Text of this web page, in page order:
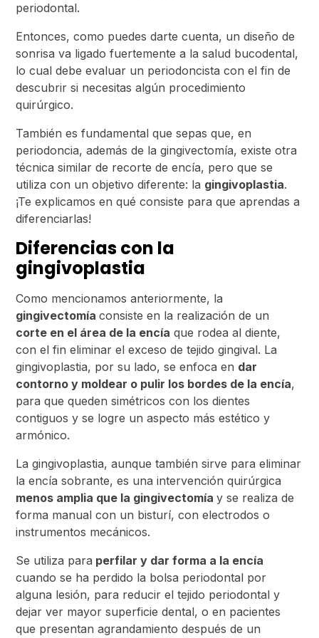
periodontal.
Entonces, como puedes darte cuenta, un diseño de
sonrisa va ligado fuertemente a la salud bucodental,
lo cual debe evaluar un periodoncista con el fin de
descubrir si necesitas algún procedimiento
quirúrgico.
También es fundamental que sepas que, en
periodoncia, además de la gingivectomía, existe otra
técnica similar de recorte de encía, pero que se
utiliza con un objetivo diferente: la gingivoplastia.
¡Te explicamos en qué consiste para que aprendas a
diferenciarlas!
Diferencias con la
gingivoplastia
Como mencionamos anteriormente, la
gingivectomíaconsiste en la realización de un
corte en el área de la encía que rodea al diente,
con el fin eliminar el exceso de tejido gingival. La
gingivoplastia, por su lado, se enfoca en dar
contorno y moldear o pulir los bordes de la encía,
para que queden simétricos con los dientes
contiguos y se logre un aspecto más estético y
armónico.
La gingivoplastia, aunque también sirve para eliminar
la encía sobrante, es una intervención quirúrgica
menos amplia que la gingivectomíay se realiza de
forma manual con un bisturí, con electrodos o
instrumentos mecánicos.
Se utiliza para perfilar y dar forma a la encía
cuando se ha perdido la bolsa periodontal por
alguna lesión, para reducir el tejido periodontal y
dejar ver mayor superficie dental, o en pacientes
que presentan agrandamiento después de un